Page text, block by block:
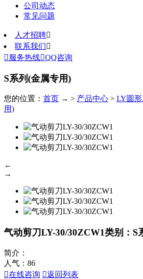
公司动态
常见问题
人才招聘
联系我们
 服务热线QQ咨询
S系列(金属专用)
您的位置： 首页 → > 产品中心 > LY圆形
用)
←
→
气动剪刀LY-30/30ZCW1类别：S
简介：
人气： 86
在线咨询 返回列表